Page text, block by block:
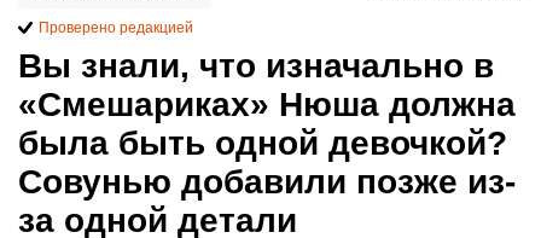
Вы знали, что изначально в
«Смешариках» Нюша должна
была быть одной девочкой?
Совунью добавили позже из-
за одной детали
Проверено редакцией